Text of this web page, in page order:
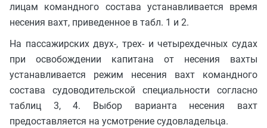
лицам командного состава устанавливается время
несения вахт, приведенное в табл. 1 и 2.
На пассажирских двух-, трех- и четырехдечных судах
при освобождении капитана от несения вахты
устанавливается режим несения вахт командного
состава судоводительской специальности согласно
таблиц 3, 4. Выбор варианта несения вахт
предоставляется на усмотрение судовладельца.